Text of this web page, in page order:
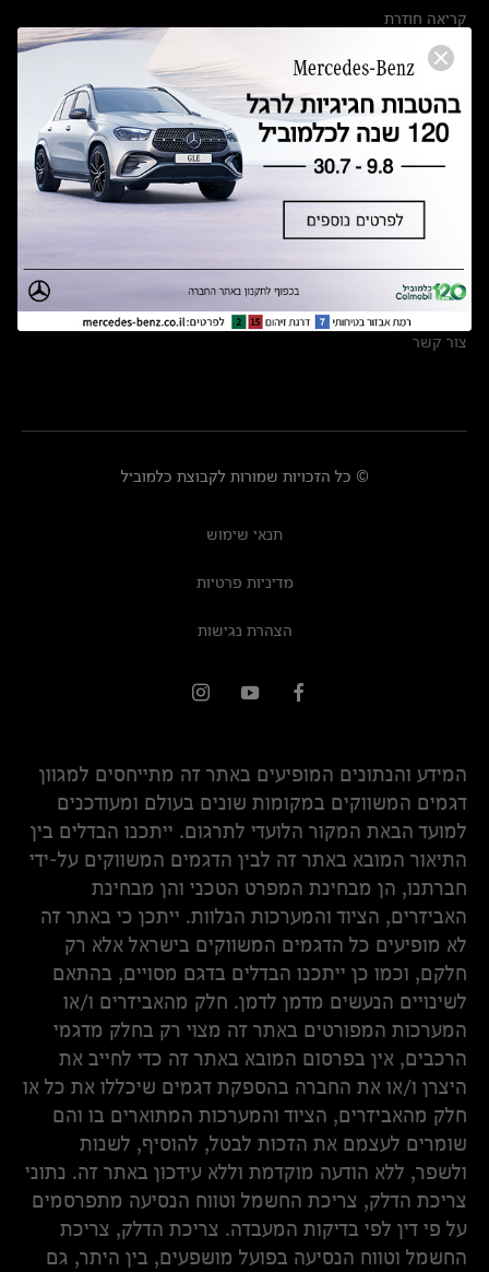
קריאה חוזרת
הודעה על הטבות לרכבי מרצדס בהסדר פשרה בתצ 56447-02-19
תקנון ימי מכירות 120 לכלמוביל
מצאו אותנו
אולמות תצוגה
מרכזי שירות
צור קשר
© כל הזכויות שמורות לקבוצת כלמוביל
תנאי שימוש
מדיניות פרטיות
הצהרת נגישות
המידע והנתונים המופיעים באתר זה מתייחסים למגוון
דגמים המשווקים במקומות שונים בעולם ומעודכנים
למועד הבאת המקור הלועדי לתרגום. ייתכנו הבדלים בין
התיאור המובא באתר זה לבין הדגמים המשווקים על-ידי
חברתנו, הן מבחינת המפרט הטכני והן מבחינת
האביזרים, הציוד והמערכות הנלוות. ייתכן כי באתר זה
לא מופיעים כל הדגמים המשווקים בישראל אלא רק
חלקם, וכמו כן ייתכנו הבדלים בדגם מסויים, בהתאם
לשינויים הנעשים מדמן לדמן. חלק מהאביזרים ו/או
המערכות המפורטים באתר זה מצוי רק בחלק מדגמי
הרכבים, אין בפרסום המובא באתר זה כדי לחייב את
היצרן ו/או את החברה בהספקת דגמים שיכללו את כל או
חלק מהאביזרים, הציוד והמערכות המתוארים בו והם
שומרים לעצמם את הזכות לבטל, להוסיף, לשנות
ולשפר, ללא הודעה מוקדמת וללא עידכון באתר זה. נתוני
צריכת הדלק, צריכת החשמל וטווח הנסיעה מתפרסמים
על פי דין לפי בדיקות המעבדה. צריכת הדלק, צריכת
החשמל וטווח הנסיעה בפועל מושפעים, בין היתר, גם